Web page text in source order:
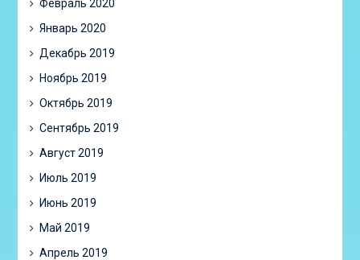
Февраль 2020
Январь 2020
Декабрь 2019
Ноябрь 2019
Октябрь 2019
Сентябрь 2019
Август 2019
Июль 2019
Июнь 2019
Май 2019
Апрель 2019